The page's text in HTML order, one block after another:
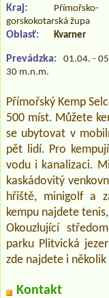
Kraj:
Přímořsko-
gorskokotarská župa
Oblasť: Kvarner
Prevádzka: 01.04. -
30 m.n.m.
Přímořský Kemp
500 míst. Můžete
se ubytovat v
pět lidí. Pro
vodu i kanalizaci.
kaskádovitý
hřiště, minigolf a
kempu najdete
Okouzlující
parku Plitvická
zde najdete i
Kontakt